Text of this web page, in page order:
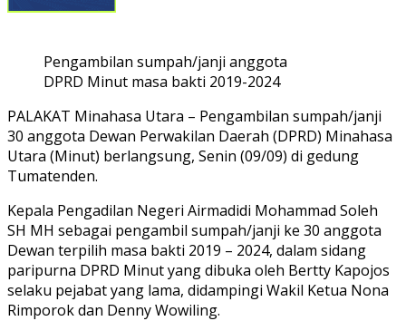
Pengambilan sumpah/janji anggota
DPRD Minut masa bakti 2019-2024
PALAKAT Minahasa Utara – Pengambilan sumpah/janji
30 anggota Dewan Perwakilan Daerah (DPRD) Minahasa
Utara (Minut) berlangsung, Senin (09/09) di gedung
Tumatenden.
Kepala Pengadilan Negeri Airmadidi Mohammad Soleh
SH MH sebagai pengambil sumpah/janji ke 30 anggota
Dewan terpilih masa bakti 2019 – 2024, dalam sidang
paripurna DPRD Minut yang dibuka oleh Bertty Kapojos
selaku pejabat yang lama, didampingi Wakil Ketua Nona
Rimporok dan Denny Wowiling.